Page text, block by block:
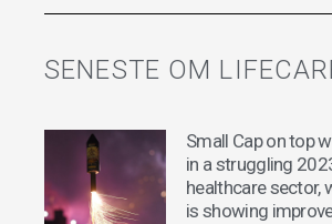
SENESTE OM
Small Cap on top
in a struggling
healthcare sector,
is showing